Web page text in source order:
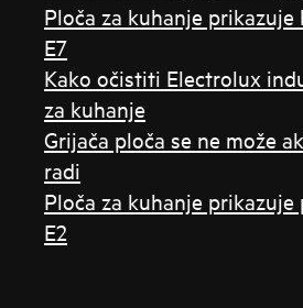
Ploča za kuhanje
E7
Kako očistiti Electrolux
za kuhanje
Grijača ploča se ne može
radi
Ploča za kuhanje
E2